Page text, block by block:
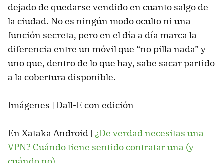
dejado de quedarse vendido en cuanto salgo de
la ciudad. No es ningún modo oculto ni una
función secreta, pero en el día a día marca la
diferencia entre un móvil que “no pilla nada” y
uno que, dentro de lo que hay, sabe sacar partido
a la cobertura disponible.
Imágenes | Dall-E con edición
En Xataka Android | ¿De verdad necesitas una
VPN? Cuándo tiene sentido contratar una (y